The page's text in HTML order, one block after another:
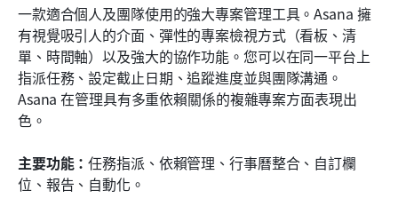
一款適合個人及團隊使用的強大專案管理工具。Asana 擁
有視覺吸引人的介面、彈性的專案檢視方式（看板、清
單、時間軸）以及強大的協作功能。您可以在同一平台上
指派任務、設定截止日期、追蹤進度並與團隊溝通。
Asana 在管理具有多重依賴關係的複雜專案方面表現出
色。
主要功能：任務指派、依賴管理、行事曆整合、自訂欄
位、報告、自動化。